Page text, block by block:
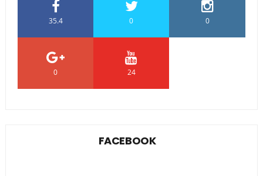
35.4 0 0
0 24
FACEBOOK